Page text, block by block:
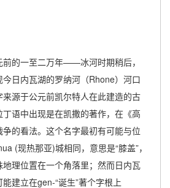
的一至二万年——冰河时期稍后，
日内瓦湖的罗纳河（Rhone）河口
源于公元前凯尔特人在此建造的古
语中出现是在凯撒的著作，在《高
的看法。这个名字最初有可能与位
(现热那亚)城相同，意思是“膝盖”，
理位置在一个角落里；然而日内瓦
建立在gen-“诞生”著个字根上